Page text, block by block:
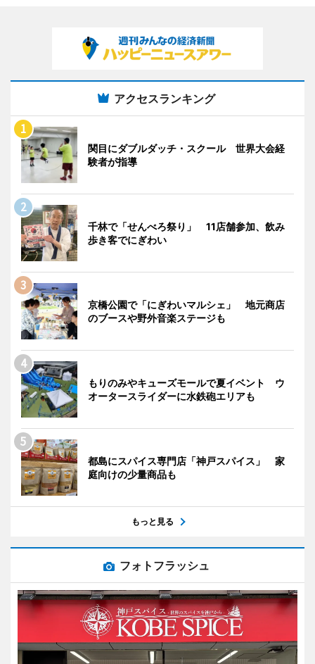
アクセスランキング
関目にダブルダッチ・スクール 世界大会経
験者が指導
千林で「せんべろ祭り」 11店舗参加、飲み
歩き客でにぎわい
京橋公園で「にぎわいマルシェ」 地元商店
のブースや野外音楽ステージも
もりのみやキューズモールで夏イベント ウ
オータースライダーに水鉄砲エリアも
都島にスパイス専門店「神戸スパイス」 家
庭向けの少量商品も
もっと見る
フォトフラッシュ